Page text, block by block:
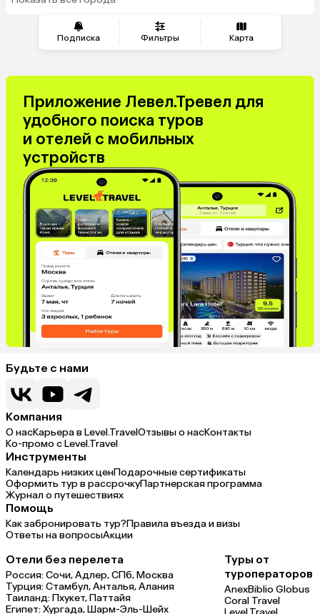
Подписка Фильтры Карта
из Челябинска
Приложение Левел.Тревел для
удобного поиска туров
и отелей с мобильных
устройств
Будьте с нами
Компания
О насКарьера в Level.TravelОтзывы о насКонтакты
Ко-промо с Level.Travel
Инструменты
Календарь низких ценПодарочные сертификаты
Оформить тур в рассрочкуПартнерская программа
Журнал о путешествиях
Помощь
Как забронировать тур?Правила въезда и визы
Ответы на вопросыАкции
Отели без перелета
Россия:Сочи,Адлер,СПб,Москва
Турция:Стамбул,Анталья,Алания
Таиланд:Пхукет,Паттайя
Египет:Хургада,Шарм-Эль-Шейх
Туры от
туроператоров
AnexBiblio Globus
Coral Travel